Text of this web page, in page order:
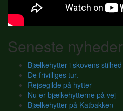
Seneste nyheder
Bjælkehytter i skovens stilhed
De frivilliges tur.
Rejsegilde på hytter
Nu er bjælkehytterne på vej
Bjælkehytter på Katbakken